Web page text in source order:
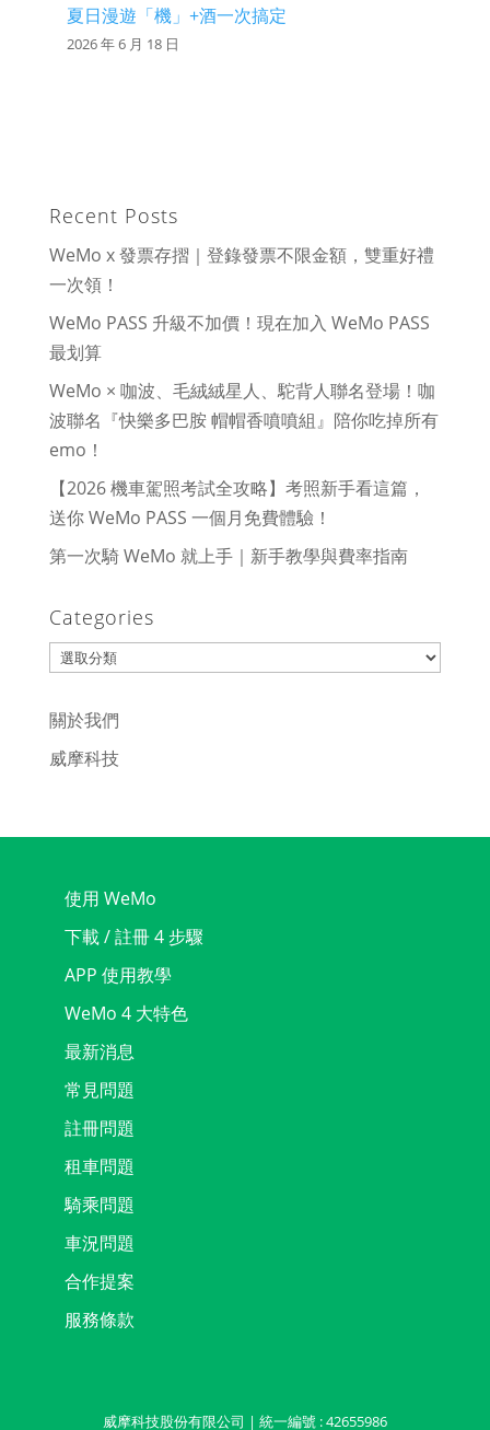
夏日漫遊「機」+酒一次搞定
2026 年 6 月 18 日
Recent Posts
WeMo x 發票存摺｜登錄發票不限金額，雙重好禮
一次領！
WeMo PASS 升級不加價！現在加入 WeMo PASS
最划算
WeMo × 咖波、毛絨絨星人、駝背人聯名登場！咖
波聯名『快樂多巴胺 帽帽香噴噴組』陪你吃掉所有
emo！
【2026 機車駕照考試全攻略】考照新手看這篇，
送你 WeMo PASS 一個月免費體驗！
第一次騎 WeMo 就上手｜新手教學與費率指南
Categories
Categories
關於我們
威摩科技
使用 WeMo
下載 / 註冊 4 步驟
APP 使用教學
WeMo 4 大特色
最新消息
常見問題
註冊問題
租車問題
騎乘問題
車況問題
合作提案
服務條款
威摩科技股份有限公司 | 統一編號 : 42655986